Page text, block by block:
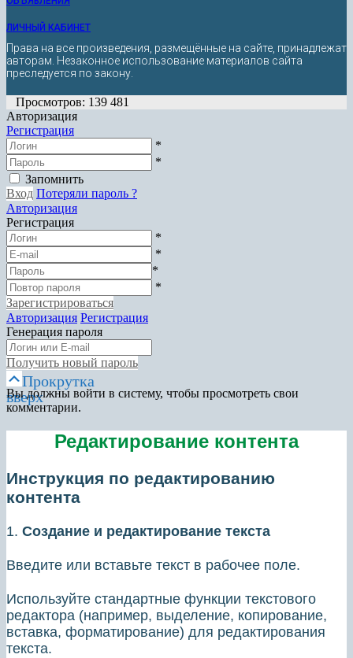
ЛИЧНЫЙ КАБИНЕТ
Права на все произведения, размещённые на сайте, принадлежат
авторам. Незаконное использование материалов сайта
преследуется по закону.
Просмотров: 139 481
Авторизация
Регистрация
*
*
Запомнить
Вход Потеряли пароль ?
Авторизация
Регистрация
*
*
*
*
Зарегистрироваться
Авторизация Регистрация
Генерация пароля
Получить новый пароль
Прокрутка
вверх
Вы должны войти в систему, чтобы просмотреть свои
комментарии.
Редактирование контента
Инструкция по редактированию
контента
1. Создание и редактирование текста
Введите или вставьте текст в рабочее поле.
Используйте стандартные функции текстового
редактора (например, выделение, копирование,
вставка, форматирование) для редактирования
текста.